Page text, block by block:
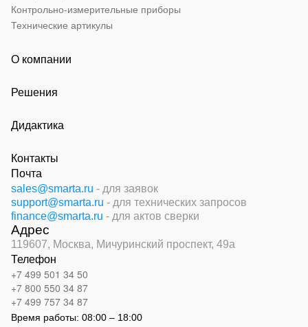
Контрольно-измерительные приборы
Технические артикулы
О компании
Решения
Дидактика
Контакты
Почта
sales@smarta.ru - для заявок
support@smarta.ru - для технических запросов
finance@smarta.ru - для актов сверки
Адрес
119607, Москва, Мичуринский проспект, 49а
Телефон
+7 499 501 34 50
+7 800 550 34 87
+7 499 757 34 87
Время работы: 08:00 – 18:00